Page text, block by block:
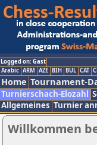
Logged on: Gast
Arabic ARM AZE BIH BUL CAT
Home Tournament-
Turnierschach-Elozahl
Allgemeines Turnier
Willkommen